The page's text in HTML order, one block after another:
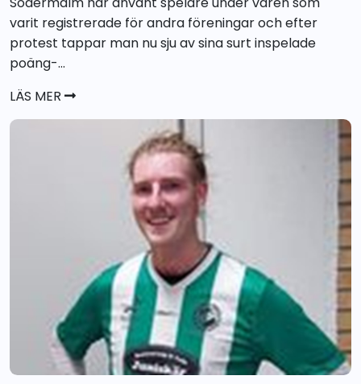
varit registrerade för andra föreningar och efter
protest tappar man nu sju av sina surt inspelade
poäng-...
LÄS MER